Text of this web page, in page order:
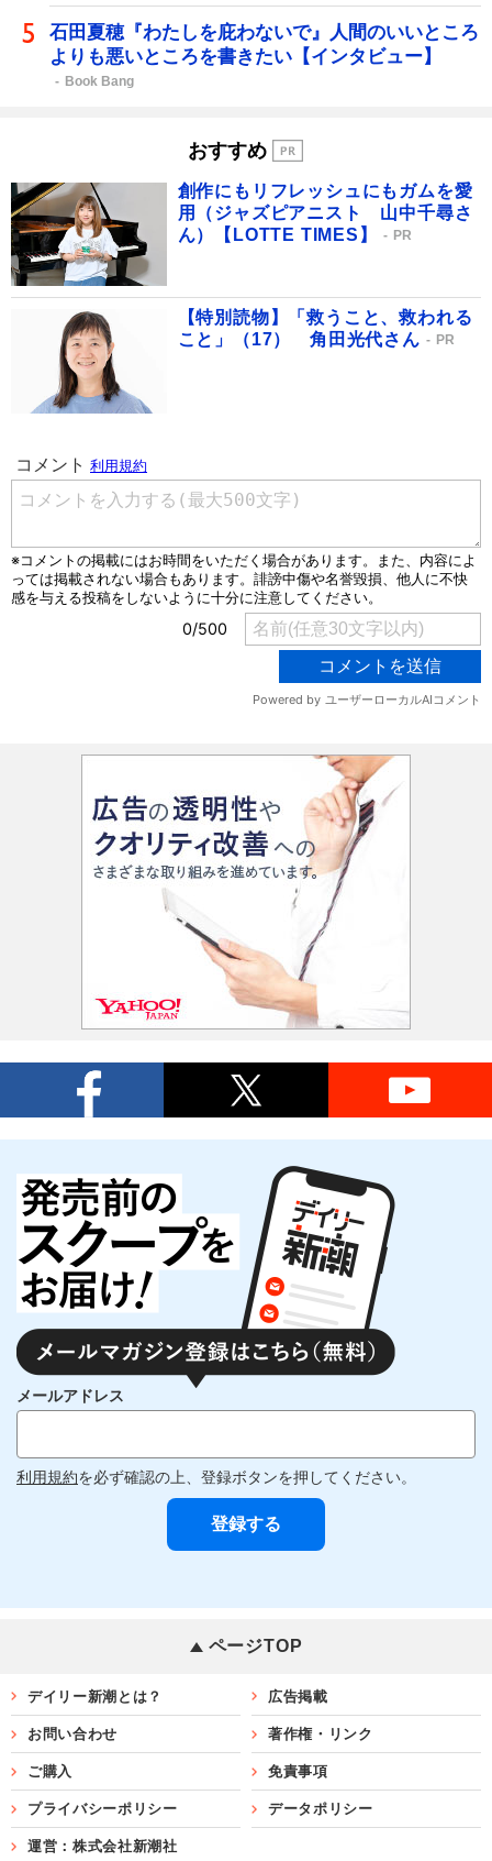
石田夏穂『わたしを庇わないで』人間のいいところ
よりも悪いところを書きたい【インタビュー】
Book Bang
おすすめ
創作にもリフレッシュにもガムを愛
用（ジャズピアニスト 山中千尋さ
ん）【LOTTE TIMES】
PR
【特別読物】「救うこと、救われる
こと」（17） 角田光代さん
PR
メールアドレス
利用規約を必ず確認の上、登録ボタンを押してください。
ページTOP
デイリー新潮とは？ 広告掲載
お問い合わせ 著作権・リンク
ご購入 免責事項
プライバシーポリシー データポリシー
運営：株式会社新潮社